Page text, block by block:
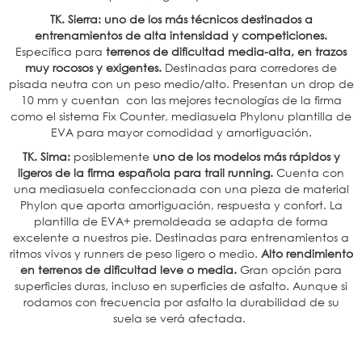
TK. Sierra: uno de los más técnicos destinados a
entrenamientos de alta intensidad y competiciones.
Específica para terrenos de dificultad media-alta, en trazos
muy rocosos y exigentes. Destinadas para corredores de
pisada neutra con un peso medio/alto. Presentan un drop de
10 mm y cuentan con las mejores tecnologías de la firma
como el sistema Fix Counter, mediasuela Phylonu plantilla de
EVA para mayor comodidad y amortiguación.
TK. Sima:posiblemente uno de los modelos más rápidos y
ligeros de la firma española para trail running. Cuenta con
una mediasuela confeccionada con una pieza de material
Phylon que aporta amortiguación, respuesta y confort. La
plantilla de EVA+ premoldeada se adapta de forma
excelente a nuestros pie. Destinadas para entrenamientos a
ritmos vivos y runners de peso ligero o medio. Alto rendimiento
en terrenos de dificultad leve o media. Gran opción para
superficies duras, incluso en superficies de asfalto. Aunque si
rodamos con frecuencia por asfalto la durabilidad de su
suela se verá afectada.